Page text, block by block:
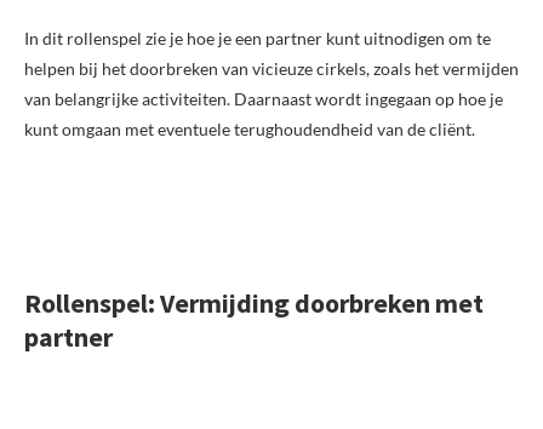
In dit rollenspel zie je hoe je een partner kunt uitnodigen om te
helpen bij het doorbreken van vicieuze cirkels, zoals het vermijden
van belangrijke activiteiten. Daarnaast wordt ingegaan op hoe je
kunt omgaan met eventuele terughoudendheid van de cliënt.
Rollenspel: Vermijding doorbreken met
partner